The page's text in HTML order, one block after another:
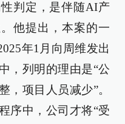
判定，是伴随AI产
他提出，本案的一
年1月向周维发出
，列明的理由是“公
，项目人员减少”。
序中，公司才将“受